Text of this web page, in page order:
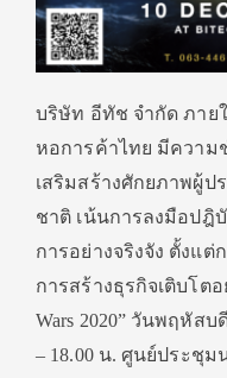
บริษัท อีทัช จำกัด ภาย
หอการค้าไทย มีควา
เสริมสร้างศักยภาพผู้ป
ชาติ เน้นการลงมือปฎิ
การอย่างจริงจัง ตั้งแ
การสร้างธุรกิจเติบโต
Wars 2020” วันพฤหัสบ
– 18.00 น. ศูนย์ประชุ